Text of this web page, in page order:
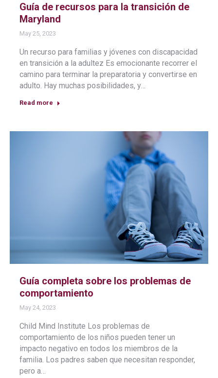
Guía de recursos para la transición de
Maryland
May 25, 2023
Un recurso para familias y jóvenes con discapacidad
en transición a la adultez Es emocionante recorrer el
camino para terminar la preparatoria y convertirse en
adulto. Hay muchas posibilidades, y…
Read more
Guía completa sobre los problemas de
comportamiento
May 24, 2023
Child Mind Institute Los problemas de
comportamiento de los niños pueden tener un
impacto negativo en todos los miembros de la
familia. Los padres saben que necesitan responder,
pero a…